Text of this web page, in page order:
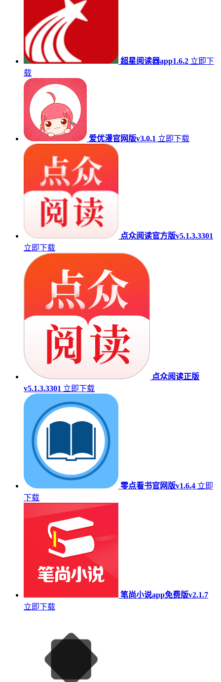
超星阅读器app1.6.2 立即下
载
爱优漫官网版v3.0.1 立即下载
点众阅读官方版v5.1.3.3301
立即下载
点众阅读正版
v5.1.3.3301 立即下载
零点看书官网版v1.6.4 立即
下载
笔尚小说app免费版v2.1.7
立即下载